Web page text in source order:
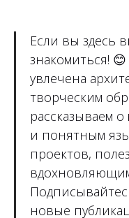
Если вы здесь
знакомиться! 😊
увлечена
творческим
рассказываем
и понятным
проектов,
новые